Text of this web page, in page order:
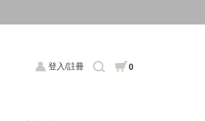
登入/註冊 0